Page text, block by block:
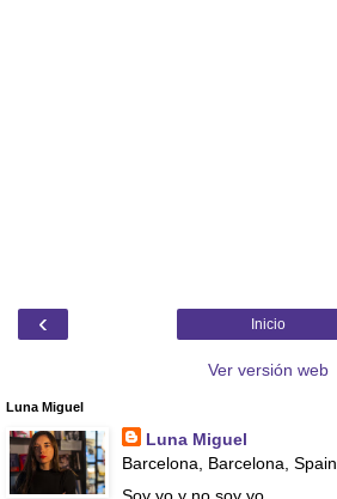
‹ Inicio
Ver versión web
Luna Miguel
Luna Miguel
Barcelona, Barcelona, Spain